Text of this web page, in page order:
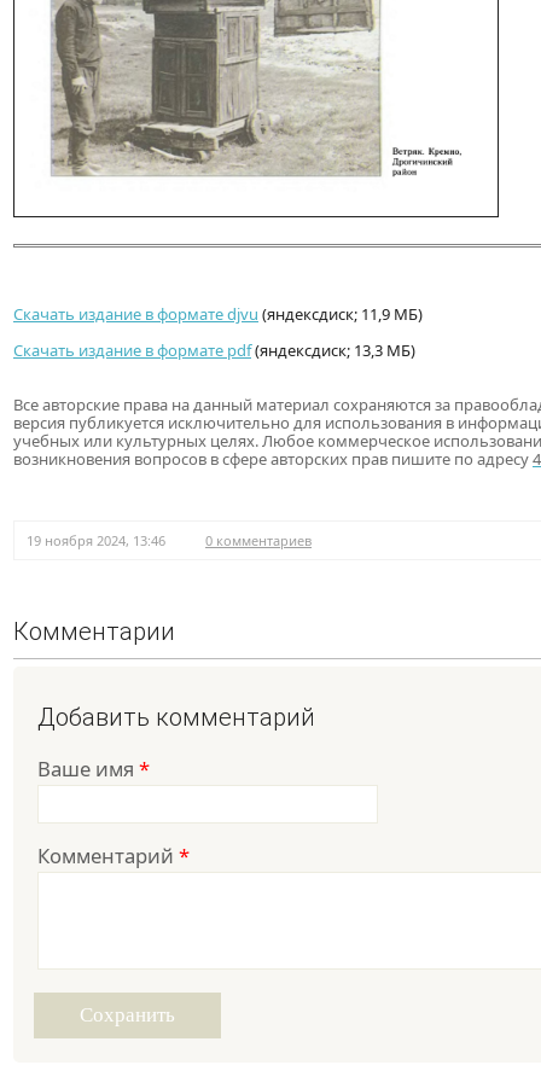
Скачать издание в формате djvu (яндексдиск; 11,9 МБ)
Скачать издание в формате pdf(яндексдиск; 13,3 МБ)
Все авторские права на данный материал сохраняются за
версия публикуется исключительно для использования в
учебных или культурных целях. Любое коммерческое
возникновения вопросов в сфере авторских прав пишите по адресу
19 ноября 2024, 13:46 0 комментариев
Комментарии
Добавить комментарий
Ваше имя *
Комментарий *